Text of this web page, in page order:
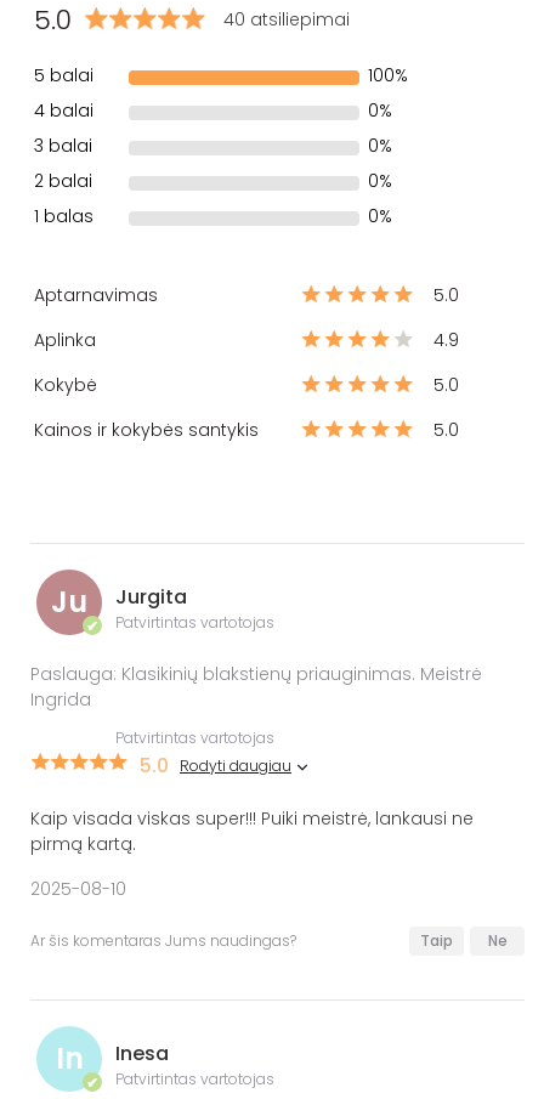
5.0 40 atsiliepimai
5 balai
100%
4 balai
0%
3 balai
0%
2 balai
0%
1 balas
0%
Aptarnavimas
5.0
Aplinka
4.9
Kokybė
5.0
Kainos ir kokybės santykis
5.0
Ju
✔
Jurgita
Patvirtintas vartotojas
Paslauga: Klasikinių blakstienų priauginimas. Meistrė
Ingrida
Patvirtintas vartotojas
5.0 Rodyti daugiau
Kaip visada viskas super!!! Puiki meistrė, lankausi ne
pirmą kartą.
2025-08-10
Ar šis komentaras Jums naudingas? Taip Ne
In
✔
Inesa
Patvirtintas vartotojas